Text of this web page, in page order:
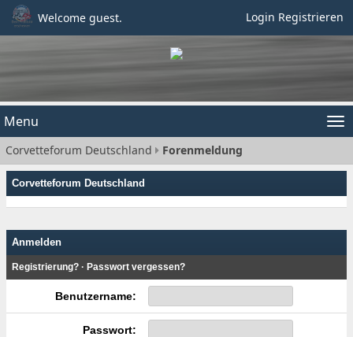
Welcome guest. Login Registrieren
Menu
Corvetteforum Deutschland Forenmeldung
Corvetteforum Deutschland
Anmelden
Registrierung? · Passwort vergessen?
Benutzername:
Passwort: